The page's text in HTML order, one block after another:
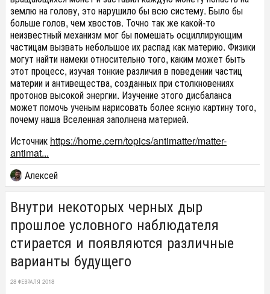
землю на голову, это нарушило бы всю систему. Было бы
больше голов, чем хвостов. Точно так же какой-то
неизвестный механизм мог бы помешать осциллирующим
частицам вызвать небольшое их распад как материю. Физики
могут найти намеки относительно того, каким может быть
этот процесс, изучая тонкие различия в поведении частиц
материи и антивещества, созданных при столкновениях
протонов высокой энергии. Изучение этого дисбаланса
может помочь ученым нарисовать более ясную картину того,
почему наша Вселенная заполнена материей.
Источник https://home.cern/topics/antimatter/matter-
antimat...
Алексей
Внутри некоторых черных дыр
прошлое условного наблюдателя
стирается и появляются различные
варианты будущего
28 ФЕВРАЛЯ 2018